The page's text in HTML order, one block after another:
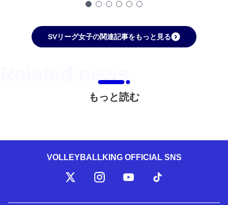
SVリーグ女子の関連記事をもっと見る
もっと読む
VOLLEYBALLKING OFFICIAL SNS